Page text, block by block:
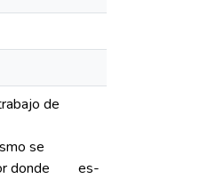
de
se
donde
es-